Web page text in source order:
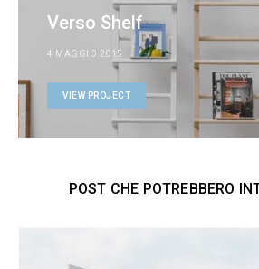
Verso Shelf
4 MAGGIO 2015
VIEW PROJECT
POST CHE POTREBBERO